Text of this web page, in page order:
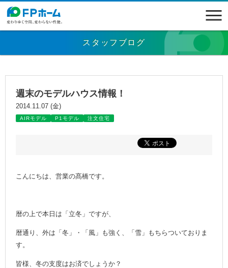
スタッフブログ
週末のモデルハウス情報！
2014.11.07 (金)
AIRモデル P1モデル 注文住宅
こんにちは、営業の髙橋です。
暦の上で本日は「立冬」ですが、
暦通り、外は「冬」・「風」も強く、「雪」もちらついておりま
す。
皆様、冬の支度はお済でしょうか？